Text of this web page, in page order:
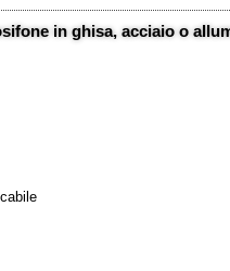
in ghisa, acciaio o